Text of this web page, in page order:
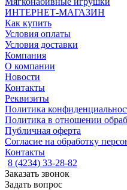
ИНТЕРНЕТ-МАГАЗИН
Как купить
Условия оплаты
Условия доставки
Компания
О компании
Новости
Контакты
Реквизиты
Политика
Политика в отношении
Публичная оферта
Согласие на обработку
Контакты
8 (4234) 33-28-82
Заказать звонок
Задать вопрос